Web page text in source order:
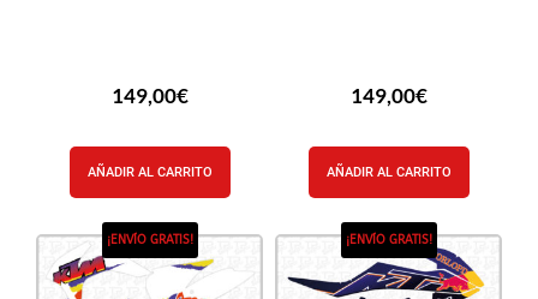
149,00€
AÑADIR AL CARRITO
149,00€
AÑADIR AL CARRITO
¡ENVÍO GRATIS! ¡ENVÍO GRATIS!